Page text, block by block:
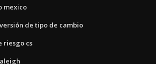
mexico
de tipo de cambio
riesgo cs